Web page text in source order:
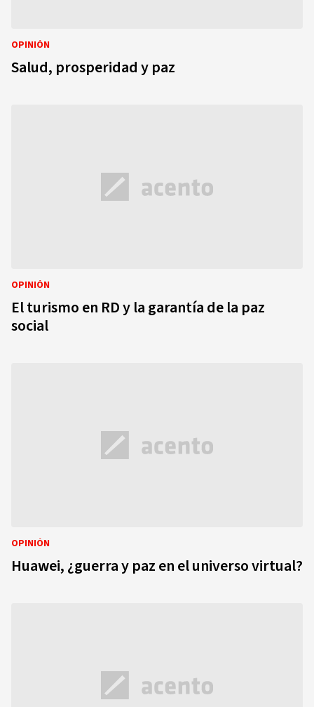
OPINIÓN
Salud, prosperidad y paz
OPINIÓN
El turismo en RD y la garantía de la paz
social
OPINIÓN
Huawei, ¿guerra y paz en el universo virtual?